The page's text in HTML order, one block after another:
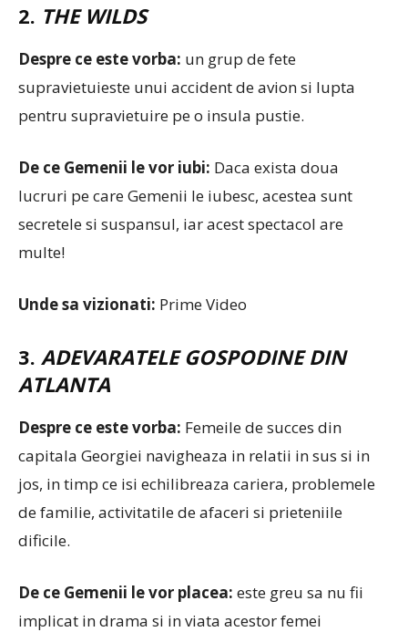
2. THE WILDS
Despre ce este vorba: un grup de fete
supravietuieste unui accident de avion si lupta
pentru supravietuire pe o insula pustie.
De ce Gemenii le vor iubi: Daca exista doua
lucruri pe care Gemenii le iubesc, acestea sunt
secretele si suspansul, iar acest spectacol are
multe!
Unde sa vizionati: Prime Video
3. ADEVARATELE GOSPODINE DIN
ATLANTA
Despre ce este vorba: Femeile de succes din
capitala Georgiei navigheaza in relatii in sus si in
jos, in timp ce isi echilibreaza cariera, problemele
de familie, activitatile de afaceri si prieteniile
dificile.
De ce Gemenii le vor placea: este greu sa nu fii
implicat in drama si in viata acestor femei